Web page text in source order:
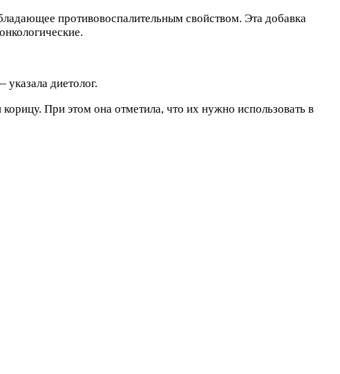
противовоспалительным свойством. Эта добавка
диетолог.
При этом она отметила, что их нужно использовать в